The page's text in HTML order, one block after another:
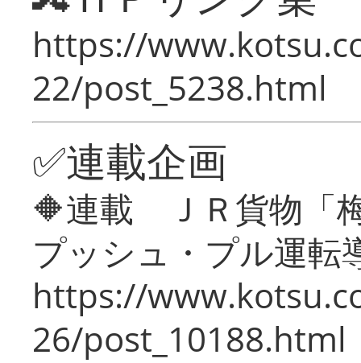
https://
22/post_5238.html
✅連載企画
🔶連載 ＪＲ貨物「
プッシュ・プル運転
https://
26/post_10188.html